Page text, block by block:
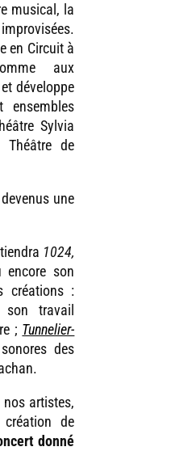
musical, la
en Circuit à
aux
développe
Sylvia
Théâtre de
une
1024,
encore son
créations :
travail
; Tunnelier-
des
artistes,
de
donné